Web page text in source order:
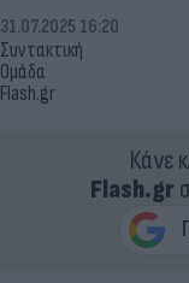
Συντακτική
Ομάδα
Flash.gr
31.07.2025 16:20
Κάνε
Flash.gr